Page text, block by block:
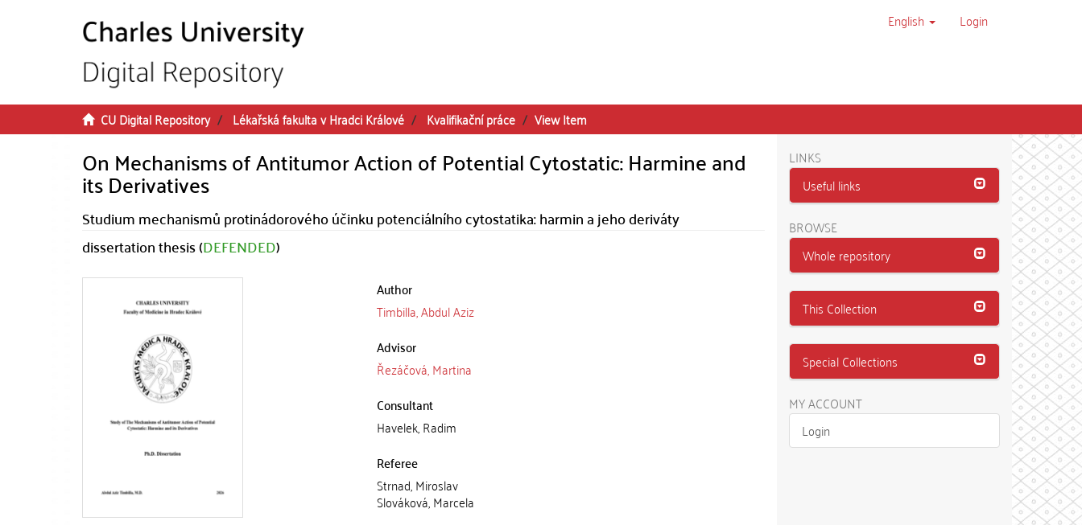
English Login
CU Digital Repository Lékařská fakulta v Hradci Králové Kvalifikační práce View Item
On Mechanisms of Antitumor Action of Potential Cytostatic: Harmine and
its Derivatives
Studium mechanismů protinádorového účinku potenciálního cytostatika: harmin a jeho deriváty
dissertation thesis (DEFENDED)
Author
Timbilla, Abdul Aziz
Advisor
Řezáčová, Martina
Consultant
Havelek, Radim
Referee
Strnad, Miroslav
Slováková, Marcela
LINKS
Useful links
BROWSE
Whole repository
This Collection
Special Collections
MY ACCOUNT
Login